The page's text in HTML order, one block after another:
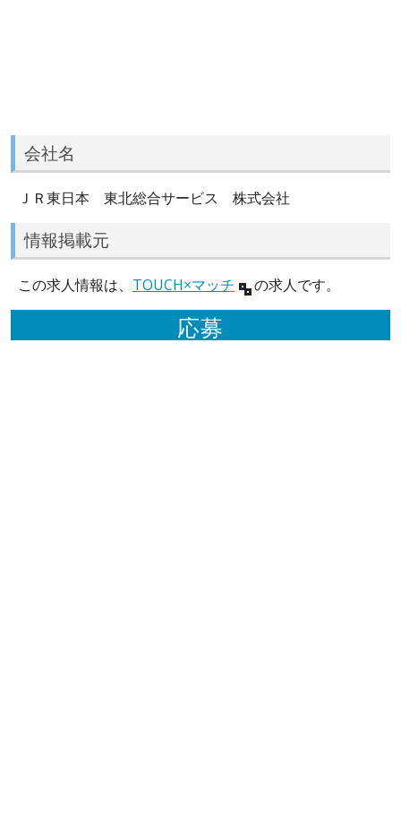
会社名
ＪＲ東日本 東北総合サービス 株式会社
情報掲載元
この求人情報は、 TOUCH×マッチ の求人です。
応募